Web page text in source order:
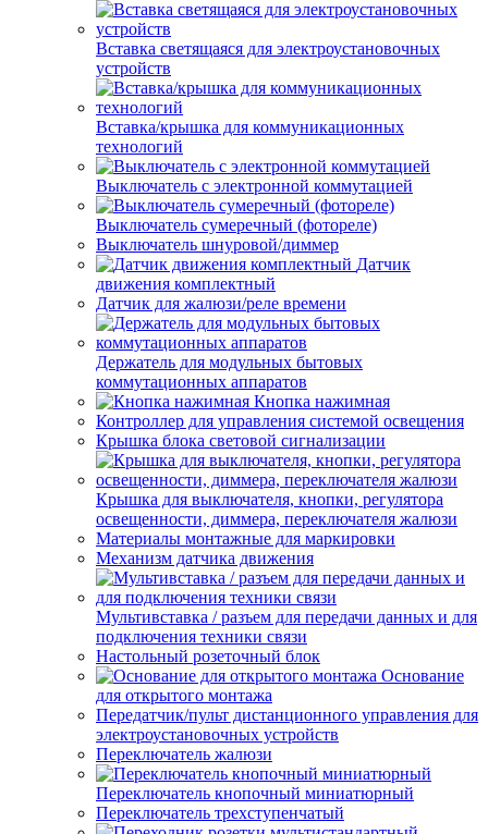
Вставка светящаяся для электроустановочных
устройств
Вставка/крышка для коммуникационных
технологий
Выключатель с электронной коммутацией
Выключатель сумеречный (фотореле)
Выключатель шнуровой/диммер
Датчик
движения комплектный
Датчик для жалюзи/реле времени
Держатель для модульных бытовых
коммутационных аппаратов
Кнопка нажимная
Контроллер для управления системой освещения
Крышка блока световой сигнализации
Крышка для выключателя, кнопки, регулятора
освещенности, диммера, переключателя жалюзи
Материалы монтажные для маркировки
Механизм датчика движения
Мультивставка / разъем для передачи данных и для
подключения техники связи
Настольный розеточный блок
Основание
для открытого монтажа
Передатчик/пульт дистанционного управления для
электроустановочных устройств
Переключатель жалюзи
Переключатель кнопочный миниатюрный
Переключатель трехступенчатый